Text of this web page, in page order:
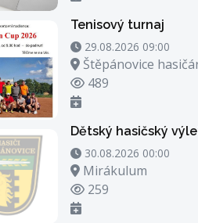
Tenisový turnaj
29.08.2026 09:00 -
29.08.2026 09:00
Místo konání
Štěpánovice
Počet zhlédnutí
489
Dětský hasičský
30.08.2026 00:00 -
30.08.2026 00:00
Místo konání
Mirákulum
Počet zhlédnutí
259